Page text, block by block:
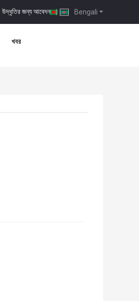
Bengali
উদ্ধৃতির জন্য আবেদন |
খবর